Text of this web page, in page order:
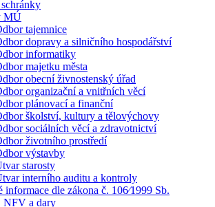
MÚ
tajemnice
dopravy a silničního hospodářství
informatiky
majetku města
obecní živnostenský úřad
organizační a vnitřních věcí
plánovací a finanční
školství, kultury a tělovýchovy
sociálních věcí a zdravotnictví
životního prostředí
výstavby
starosty
interního auditu a kontroly
informace dle zákona č. 106⁄1999 Sb.
NFV a dary